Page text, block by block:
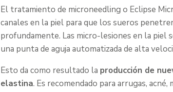
El tratamiento de microneedling o Eclipse
canales en la piel para que los sueros
profundamente. Las micro-lesiones en la piel
una punta de aguja automatizada de alta
Esto da como resultado la producción de
elastina. Es recomendado para arrugas, acné,